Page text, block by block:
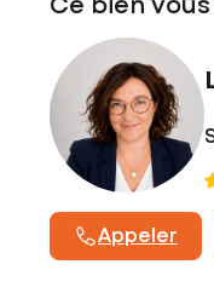
Appeler